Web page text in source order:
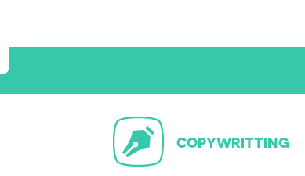
COPYWRITTING